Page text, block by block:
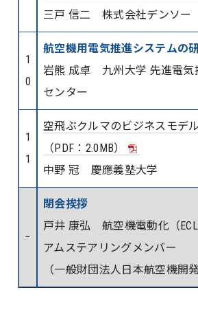
三戸 信二 株式会社デンソー
1
0
航空機用電気推進システムの
岩熊 成卓 九州大学 先進電気
センター
1
1
空飛ぶクルマのビジネスモデ
（PDF：2.0MB）
中野 冠 慶應義塾大学
−
閉会挨拶
戸井 康弘 航空機電動化（
アムステアリングメンバー
（一般財団法人日本航空機開